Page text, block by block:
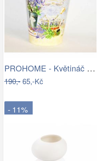
PROHOME - Květináč kulatý vysoký…
190,-65,-Kč
- 11%